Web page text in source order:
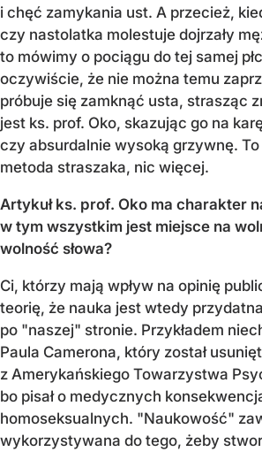
i chęć zamykania ust. A przecież,
czy nastolatka molestuje dojrzały
to mówimy o pociągu do tej samej
oczywiście, że nie można temu
próbuje się zamknąć usta, strasząc
jest ks. prof. Oko, skazując go na
czy absurdalnie wysoką grzywnę. To
metoda straszaka, nic więcej.
Artykuł ks. prof. Oko ma charakter
w tym wszystkim jest miejsce na
wolność słowa?
Ci, którzy mają wpływ na opinię
teorię, że nauka jest wtedy
po "naszej" stronie. Przykładem
Paula Camerona, który został
z Amerykańskiego Towarzystwa
bo pisał o medycznych
homoseksualnych. "Naukowość"
wykorzystywana do tego, żeby